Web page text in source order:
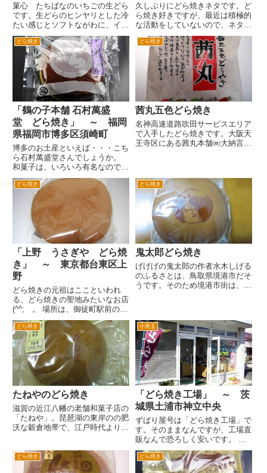
菓心 たちばなのいちごの生どら
です。生どらのヒンヤリとした冷
たい感じとソフトながわに、イチ
ゴ風味と生クリームをあわせたも
のがサンドされてます。 中身が
イチゴクリームなんで和菓子なん
ですが、ちょっと洋菓子っぽいお
味ですね。茨城の志ち乃のイチ
ゴ...
久しぶりにどら焼きネタです。ど
ら焼き好きですが、最近は積極的
な活動をしていないので、ネタが
なくて。 積極的な活動とは、知
らないどら焼きを探して、和菓子
店に入ってみる。 ちなみに一
番楽して、大漁なのが、大手百貨
店の和菓子売り場へ行くこと。
どら焼き
「鶴の子本舗 石村萬盛
堂 どら焼き」 ～ 福岡
県福岡市博多区須崎町
博多のお土産といえば・・・こち
ら石村萬盛堂さんでしょうか。
和菓子は、いろいろ有名なのです
が、やはりどら焼きが気になりま
す。 表面が濃い目に焼かれてお
り、ちょっと渋みがあります。大
きさはちょっと小ぶり。そして、
食べてみるとなんか刺激が。普
どら焼き
茜丸五色どら焼き
名神高速道路吹田サービスエリア
で入手したどら焼きです。大阪天
王寺区にある茜丸本舗㈱大納言と
ウグイス豆、白手亡豆、そして小
豆が入っているそうです。 見...
どら焼き
「上野 うさぎや どら焼
き」 ～ 東京都台東区上
野
どら焼きの元祖はここといわれ
る、どら焼きの聖地みたいなお店
(^^; 。 場所は、御徒町駅前の通
りを左へ進みます。春日通りにぶ
つかるので、横断歩道を渡って、
春日通り沿いに左へ３分くらい歩
くと右手のビルの一階にありま
す。松坂屋の新館の斜め向かい...
どら焼き
鬼太郎どら焼き
げげげの鬼太郎の作者水木しげる
のふるさとは、鳥取県境港市だそ
うです。そのため境港市街は、げ
境港駅前交番も「鬼太郎交番」。
米子空港は、「米子鬼太...
どら焼き
たねやのどら焼き
滋賀の近江八幡の老舗和菓子店の
「たねや」。琵琶湖の東岸のの肥
沃な穀倉地帯で、江戸時代より穀
店をはじめたそうです。 関西方
面のデパートなどじめ、最近で
小美玉
「どら焼き工場」 ～ 茨
城県土浦市神立中央
ずばり屋号は「どら焼き工場」で
す。そのままなんですが、工場直
販なんで恐ろしく安いです。 オ
ーソドックスで直径１２センチの
「ジャンボどら焼き」は、な、な
んと５０円（税抜き）、栗どら焼
どら焼き どら焼き